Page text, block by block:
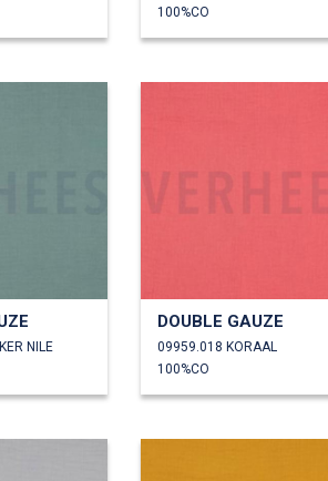
100%CO
NILE
DOUBLE GAUZE
09959.018 KORAAL
100%CO